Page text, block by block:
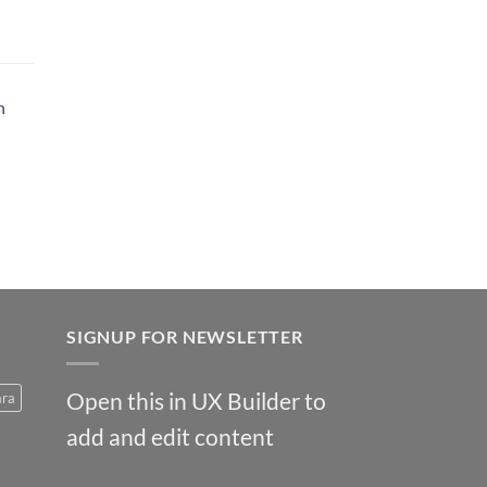
SIGNUP FOR NEWSLETTER
Open this in UX Builder to
add and edit content